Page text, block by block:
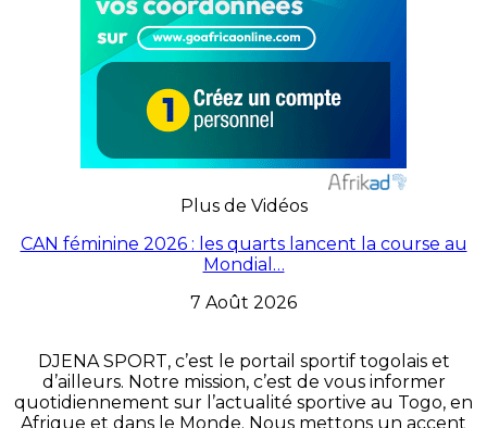
Plus de Vidéos
CAN féminine 2026 : les quarts lancent la course au
Mondial…
7 Août 2026
DJENA SPORT, c’est le portail sportif togolais et
d’ailleurs. Notre mission, c’est de vous informer
quotidiennement sur l’actualité sportive au Togo, en
Afrique et dans le Monde. Nous mettons un accent